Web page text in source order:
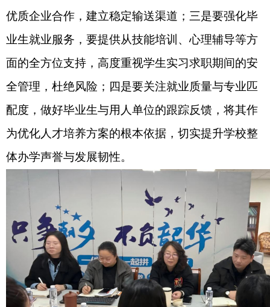
优质企业合作，建立稳定输送渠道；三是要强化毕
业生就业服务，要提供从技能培训、心理辅导等方
面的全方位支持，高度重视学生实习求职期间的安
全管理，杜绝风险；四是要关注就业质量与专业匹
配度，做好毕业生与用人单位的跟踪反馈，将其作
为优化人才培养方案的根本依据，切实提升学校整
体办学声誉与发展韧性。